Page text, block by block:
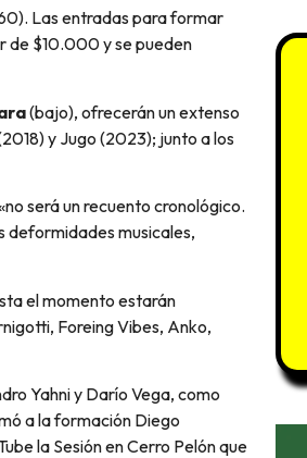
Las entradas para formar
de $10.000 y se pueden
(bajo), ofrecerán un extenso
y Jugo (2023); junto a los
será un recuento cronológico.
deformidades musicales,
el momento estarán
Foreing Vibes, Anko,
Yahni y Darío Vega, como
a la formación Diego
la Sesión en Cerro Pelón que